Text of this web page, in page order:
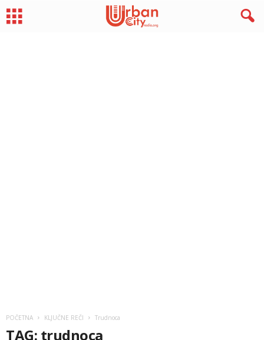
POČETNA KLJUČNE REČI Trudnoca
TAG: trudnoca